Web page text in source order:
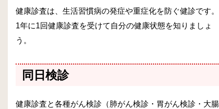
健康診査は、生活習慣病の発症や重症化を防ぐ健診です。
1年に1回健康診査を受けて自分の健康状態を知りましょ
う。
同日検診
健康診査と各種がん検診（肺がん検診・胃がん検診・大腸